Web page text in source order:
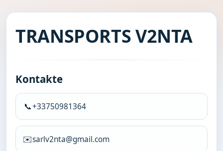
TRANSPORTS V2NTA
Kontakte
📞+33750981364
✉️sarlv2nta@gmail.com